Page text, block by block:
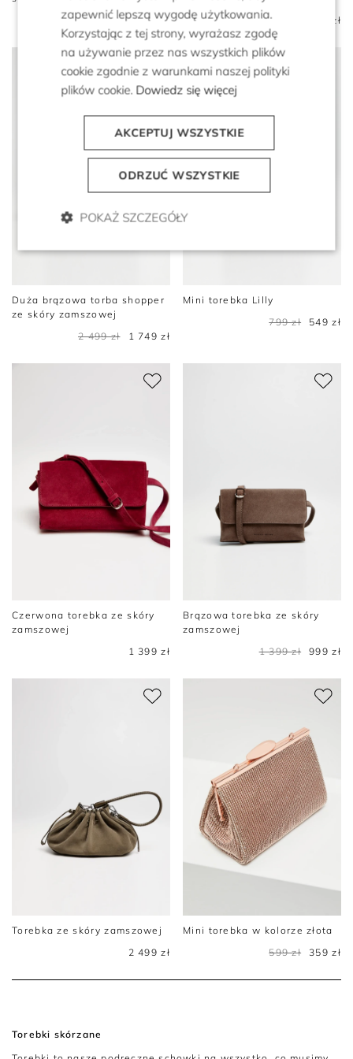
1 399 zł
1 799 zł
1 199 zł
Duża brązowa torba shopper
ze skóry zamszowej
2 499 zł
1 749 zł
Mini torebka Lilly
799 zł
549 zł
Czerwona torebka ze skóry
zamszowej
1 399 zł
Brązowa torebka ze skóry
zamszowej
1 399 zł
999 zł
Torebka ze skóry zamszowej
2 499 zł
Mini torebka w kolorze złota
599 zł
359 zł
Torebki skórzane
zapewnić lepszą wygodę użytkowania.
Korzystając z tej strony, wyrażasz zgodę
na używanie przez nas wszystkich plików
cookie zgodnie z warunkami naszej polityki
plików cookie. Dowiedz się więcej
AKCEPTUJ WSZYSTKIE
ODRZUĆ WSZYSTKIE
POKAŻ SZCZEGÓŁY